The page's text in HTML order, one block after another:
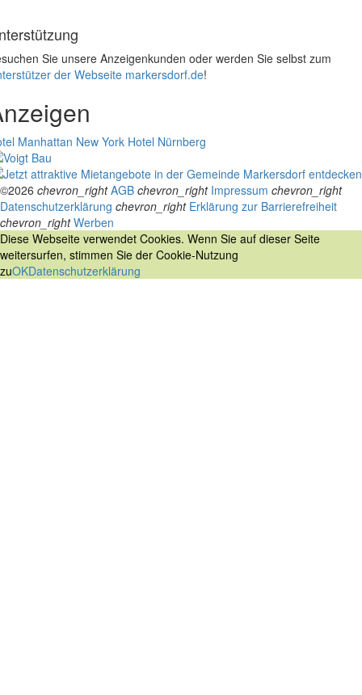
Sie unsere Anzeigenkunden oder werden Sie selbst zum
der Webseite markersdorf.de!
Manhattan New York Hotel Nürnberg
©2026 chevron_right AGB chevron_right Impressum chevron_right
Datenschutzerklärung chevron_right Erklärung zur Barrierefreiheit
chevron_right Werben
Diese Webseite verwendet Cookies. Wenn Sie auf dieser Seite
weitersurfen, stimmen Sie der Cookie-Nutzung
zuOKDatenschutzerklärung